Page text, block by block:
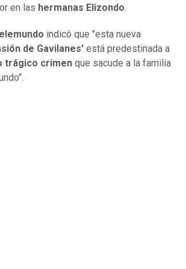
en las hermanas Elizondo.
indicó que "esta nueva
de Gavilanes' está predestinada a
trágico crimen que sacude a la familia